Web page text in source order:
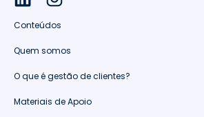
Conteúdos
Quem somos
O que é gestão de clientes?
Materiais de Apoio